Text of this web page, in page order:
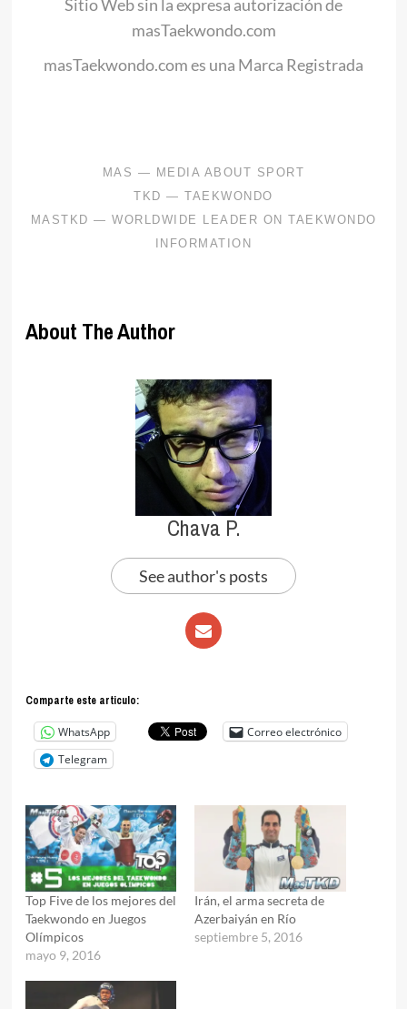
Sitio Web sin la expresa autorización de
masTaekwondo.com
masTaekwondo.com es una Marca Registrada
About The Author
Chava P.
See author's posts
Comparte este articulo:
WhatsApp
Correo electrónico
Telegram
Top Five de los mejores del
Taekwondo en Juegos
Olímpicos
mayo 9, 2016
Irán, el arma secreta de
Azerbaiyán en Río
septiembre 5, 2016